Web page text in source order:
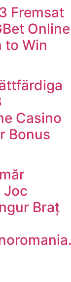
Fremsat
Online
to Win
Casino
Bonus
Joc
Braț